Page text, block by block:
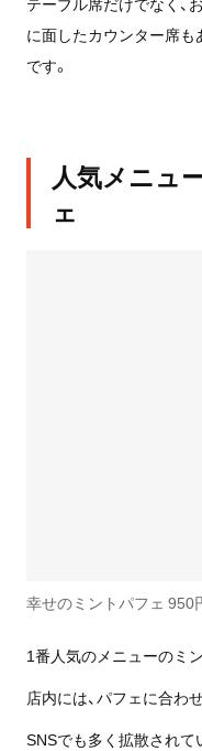
に面したカウンター席も
です。
人気メニュ
ェ
幸せのミントパフェ 950
1番人気のメニューのミ
店内には、パフェに合わ
SNSでも多く拡散されて